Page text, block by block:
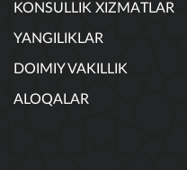
KONSULLIK XIZMATLAR
YANGILIKLAR
DOIMIY VAKILLIK
ALOQALAR